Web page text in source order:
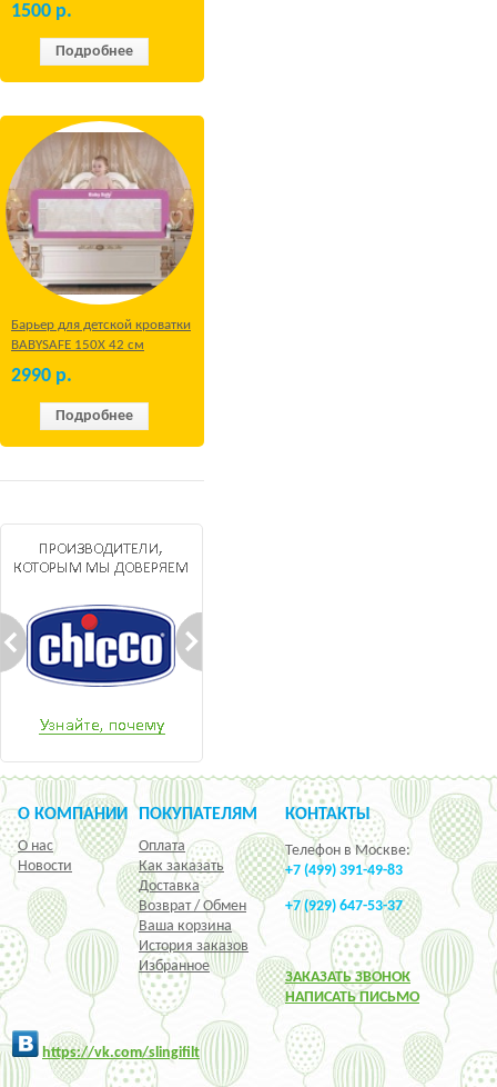
1500 р.
Подробнее
Барьер для детской кроватки
BABYSAFE 150Х 42 см
Бежевый
2990 р.
Подробнее
О КОМПАНИИ
О нас
Новости
ПОКУПАТЕЛЯМ
Оплата
Как заказать
Доставка
Возврат / Обмен
Ваша корзина
История заказов
Избранное
КОНТАКТЫ
Телефон в Москве:
+7 (499) 391-49-83
+7 (929) 647-53-37
ЗАКАЗАТЬ ЗВОНОК
НАПИСАТЬ ПИСЬМО
https://vk.com/slingifilt